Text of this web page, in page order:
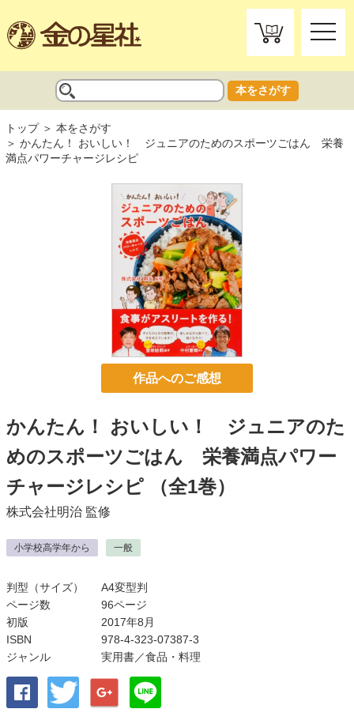
toggle
本をさがす
トップ
本をさがす
かんたん！ おいしい！ ジュニアのためのスポーツごはん 栄養
満点パワーチャージレシピ
作品へのご感想
かんたん！ おいしい！ ジュニアのた
めのスポーツごはん 栄養満点パワー
チャージレシピ
（全1巻）
株式会社明治 監修
小学校高学年から 一般
判型（サイズ）
A4変型判
ページ数
96ページ
初版
2017年8月
ISBN
978-4-323-07387-3
ジャンル
実用書／食品・料理